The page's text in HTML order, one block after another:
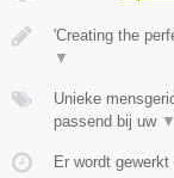
'Creating the
▼
Unieke
passend bij uw ▼
Er wordt gewerkt